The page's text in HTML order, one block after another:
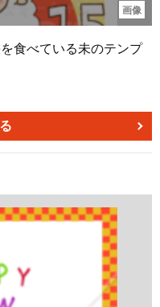
画像
食べている未のテンプ